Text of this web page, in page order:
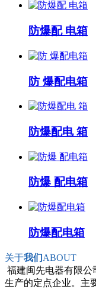
防爆配 电箱
防 爆配电箱
防爆配电 箱
防爆 配电箱
防爆配电箱
关于我们ABOUT
福建闽先电器有限公
生产的定点企业。主